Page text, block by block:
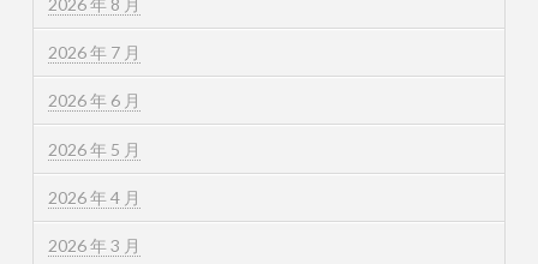
2026 年 8 月
2026 年 7 月
2026 年 6 月
2026 年 5 月
2026 年 4 月
2026 年 3 月